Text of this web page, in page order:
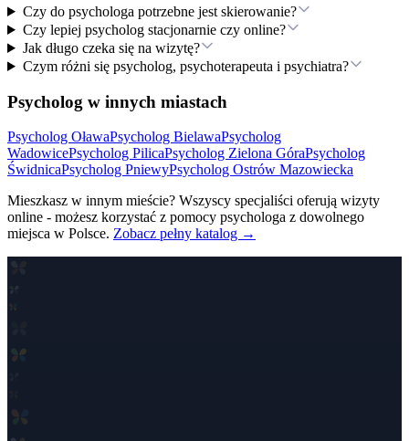
Czy do psychologa potrzebne jest skierowanie?
Czy lepiej psycholog stacjonarnie czy online?
Jak długo czeka się na wizytę?
Czym różni się psycholog, psychoterapeuta i psychiatra?
Psycholog w innych miastach
Psycholog OławaPsycholog BielawaPsycholog
WadowicePsycholog PilicaPsycholog Zielona GóraPsycholog
ŚwidnicaPsycholog PniewyPsycholog Ostrów Mazowiecka
Mieszkasz w innym mieście? Wszyscy specjaliści oferują wizyty
online - możesz korzystać z pomocy psychologa z dowolnego
miejsca w Polsce. Zobacz pełny katalog →